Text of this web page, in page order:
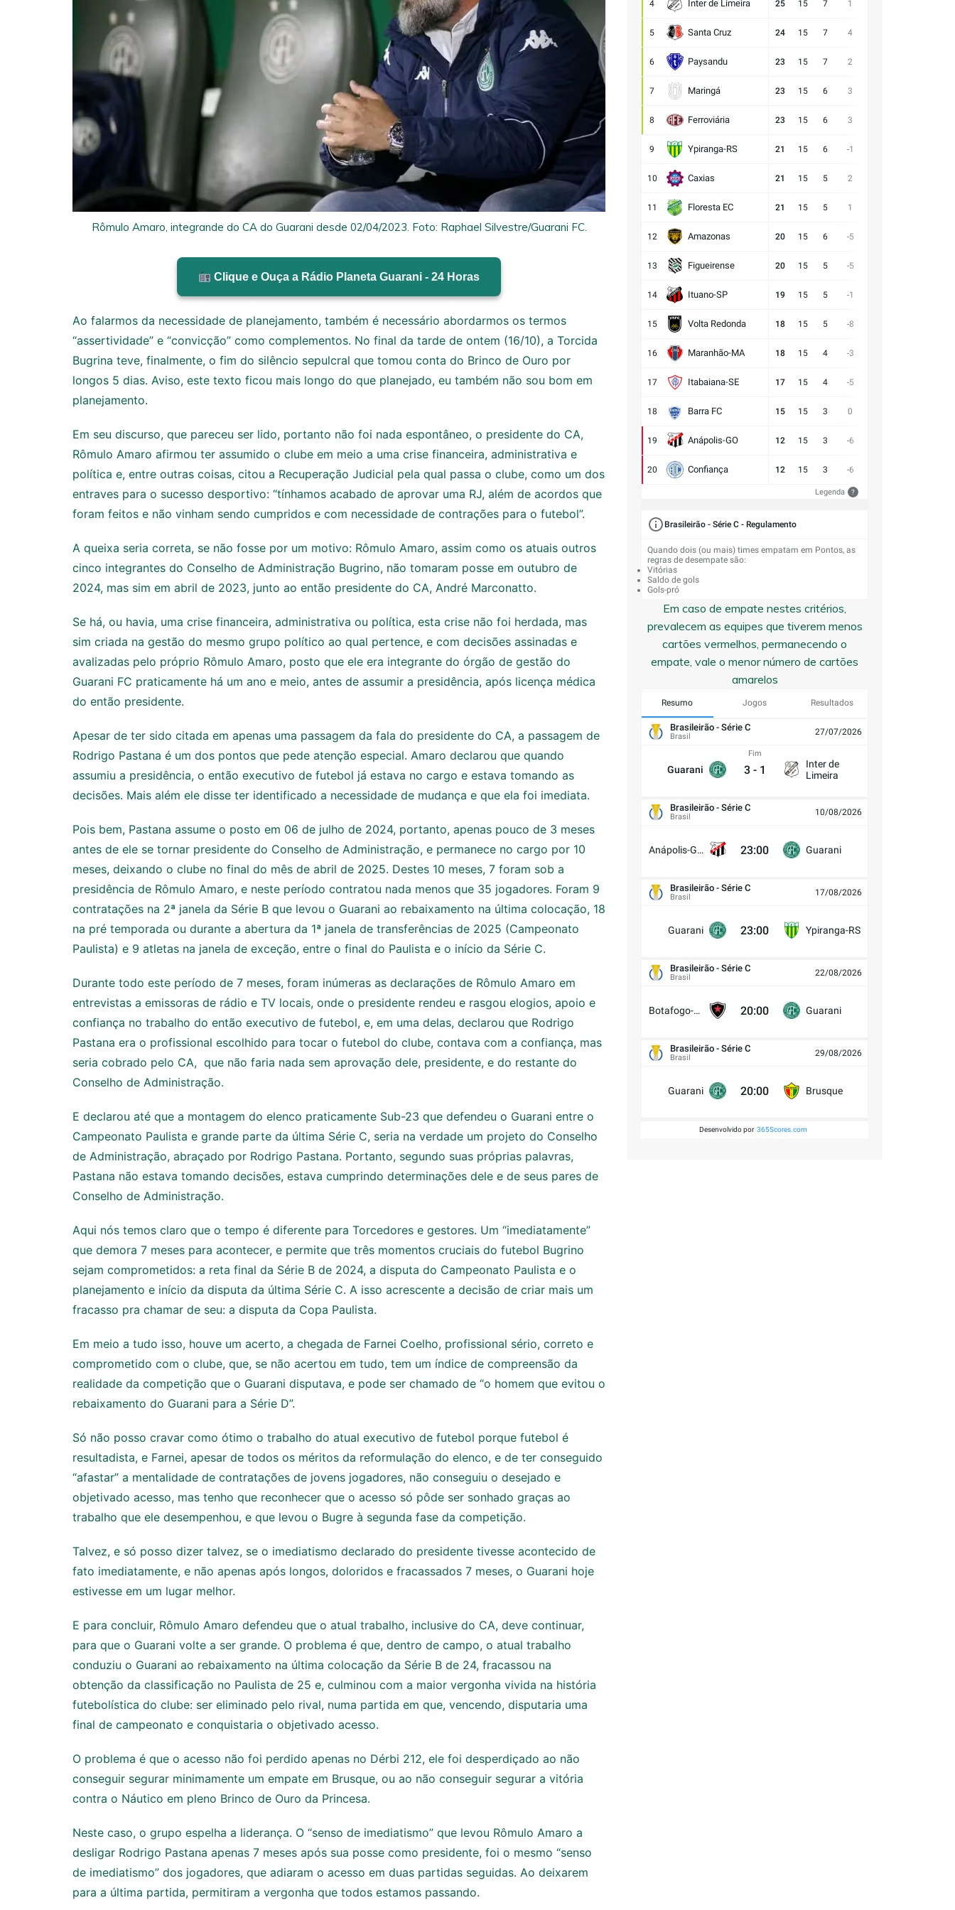
Rômulo Amaro, integrande do CA do Guarani desde 02/04/2023. Foto: Raphael Silvestre/Guarani FC.
Clique e Ouça a Rádio Planeta Guarani - 24 Horas
Ao falarmos da necessidade de planejamento, também é necessário abordarmos os termos
“assertividade” e “convicção” como complementos. No final da tarde de ontem (16/10), a Torcida
Bugrina teve, finalmente, o fim do silêncio sepulcral que tomou conta do Brinco de Ouro por
longos 5 dias. Aviso, este texto ficou mais longo do que planejado, eu também não sou bom em
planejamento.
Em seu discurso, que pareceu ser lido, portanto não foi nada espontâneo, o presidente do CA,
Rômulo Amaro afirmou ter assumido o clube em meio a uma crise financeira, administrativa e
política e, entre outras coisas, citou a Recuperação Judicial pela qual passa o clube, como um dos
entraves para o sucesso desportivo: “tínhamos acabado de aprovar uma RJ, além de acordos que
foram feitos e não vinham sendo cumpridos e com necessidade de contrações para o futebol”.
A queixa seria correta, se não fosse por um motivo: Rômulo Amaro, assim como os atuais outros
cinco integrantes do Conselho de Administração Bugrino, não tomaram posse em outubro de
2024, mas sim em abril de 2023, junto ao então presidente do CA, André Marconatto.
Se há, ou havia, uma crise financeira, administrativa ou política, esta crise não foi herdada, mas
sim criada na gestão do mesmo grupo político ao qual pertence, e com decisões assinadas e
avalizadas pelo próprio Rômulo Amaro, posto que ele era integrante do órgão de gestão do
Guarani FC praticamente há um ano e meio, antes de assumir a presidência, após licença médica
do então presidente.
Apesar de ter sido citada em apenas uma passagem da fala do presidente do CA, a passagem de
Rodrigo Pastana é um dos pontos que pede atenção especial. Amaro declarou que quando
assumiu a presidência, o então executivo de futebol já estava no cargo e estava tomando as
decisões. Mais além ele disse ter identificado a necessidade de mudança e que ela foi imediata.
Pois bem, Pastana assume o posto em 06 de julho de 2024, portanto, apenas pouco de 3 meses
antes de ele se tornar presidente do Conselho de Administração, e permanece no cargo por 10
meses, deixando o clube no final do mês de abril de 2025. Destes 10 meses, 7 foram sob a
presidência de Rômulo Amaro, e neste período contratou nada menos que 35 jogadores. Foram 9
contratações na 2ª janela da Série B que levou o Guarani ao rebaixamento na última colocação, 18
na pré temporada ou durante a abertura da 1ª janela de transferências de 2025 (Campeonato
Paulista) e 9 atletas na janela de exceção, entre o final do Paulista e o início da Série C.
Durante todo este período de 7 meses, foram inúmeras as declarações de Rômulo Amaro em
entrevistas a emissoras de rádio e TV locais, onde o presidente rendeu e rasgou elogios, apoio e
confiança no trabalho do então executivo de futebol, e, em uma delas, declarou que Rodrigo
Pastana era o profissional escolhido para tocar o futebol do clube, contava com a confiança, mas
seria cobrado pelo CA, que não faria nada sem aprovação dele, presidente, e do restante do
Conselho de Administração.
E declarou até que a montagem do elenco praticamente Sub-23 que defendeu o Guarani entre o
Campeonato Paulista e grande parte da última Série C, seria na verdade um projeto do Conselho
de Administração, abraçado por Rodrigo Pastana. Portanto, segundo suas próprias palavras,
Pastana não estava tomando decisões, estava cumprindo determinações dele e de seus pares de
Conselho de Administração.
Aqui nós temos claro que o tempo é diferente para Torcedores e gestores. Um “imediatamente”
que demora 7 meses para acontecer, e permite que três momentos cruciais do futebol Bugrino
sejam comprometidos: a reta final da Série B de 2024, a disputa do Campeonato Paulista e o
planejamento e início da disputa da última Série C. A isso acrescente a decisão de criar mais um
fracasso pra chamar de seu: a disputa da Copa Paulista.
Em meio a tudo isso, houve um acerto, a chegada de Farnei Coelho, profissional sério, correto e
comprometido com o clube, que, se não acertou em tudo, tem um índice de compreensão da
realidade da competição que o Guarani disputava, e pode ser chamado de “o homem que evitou o
rebaixamento do Guarani para a Série D”.
Só não posso cravar como ótimo o trabalho do atual executivo de futebol porque futebol é
resultadista, e Farnei, apesar de todos os méritos da reformulação do elenco, e de ter conseguido
“afastar” a mentalidade de contratações de jovens jogadores, não conseguiu o desejado e
objetivado acesso, mas tenho que reconhecer que o acesso só pôde ser sonhado graças ao
trabalho que ele desempenhou, e que levou o Bugre à segunda fase da competição.
Talvez, e só posso dizer talvez, se o imediatismo declarado do presidente tivesse acontecido de
fato imediatamente, e não apenas após longos, doloridos e fracassados 7 meses, o Guarani hoje
estivesse em um lugar melhor.
E para concluir, Rômulo Amaro defendeu que o atual trabalho, inclusive do CA, deve continuar,
para que o Guarani volte a ser grande. O problema é que, dentro de campo, o atual trabalho
conduziu o Guarani ao rebaixamento na última colocação da Série B de 24, fracassou na
obtenção da classificação no Paulista de 25 e, culminou com a maior vergonha vivida na história
futebolística do clube: ser eliminado pelo rival, numa partida em que, vencendo, disputaria uma
final de campeonato e conquistaria o objetivado acesso.
O problema é que o acesso não foi perdido apenas no Dérbi 212, ele foi desperdiçado ao não
conseguir segurar minimamente um empate em Brusque, ou ao não conseguir segurar a vitória
contra o Náutico em pleno Brinco de Ouro da Princesa.
Neste caso, o grupo espelha a liderança. O “senso de imediatismo” que levou Rômulo Amaro a
desligar Rodrigo Pastana apenas 7 meses após sua posse como presidente, foi o mesmo “senso
de imediatismo” dos jogadores, que adiaram o acesso em duas partidas seguidas. Ao deixarem
para a última partida, permitiram a vergonha que todos estamos passando.
4 Inter de Limeira 25 15 7 1
5 Santa Cruz 24 15 7 4
6 Paysandu 23 15 7 2
7 Maringá 23 15 6 3
8 Ferroviária 23 15 6 3
9 Ypiranga-RS 21 15 6 -1
10 Caxias 21 15 5 2
11 Floresta EC 21 15 5 1
12 Amazonas 20 15 6 -5
13 Figueirense 20 15 5 -5
14 Ituano-SP 19 15 5 -1
15 Volta Redonda 18 15 5 -8
16 Maranhão-MA 18 15 4 -3
17 Itabaiana-SE 17 15 4 -5
18 Barra FC 15 15 3 0
19 Anápolis-GO 12 15 3 -6
20 Confiança 12 15 3 -6
Legenda ?
Brasileirão - Série C - Regulamento
Quando dois (ou mais) times empatam em Pontos, as
regras de desempate são:
Vitórias
Saldo de gols
Gols-pró
Em caso de empate nestes critérios,
prevalecem as equipes que tiverem menos
cartões vermelhos, permanecendo o
empate, vale o menor número de cartões
amarelos
Resumo Jogos Resultados
Brasileirão - Série C
Brasil 27/07/2026
Guarani
Fim
3 - 1
Inter de
Limeira
Brasileirão - Série C
Brasil 10/08/2026
Anápolis-GO 23:00 Guarani
Brasileirão - Série C
Brasil 17/08/2026
Guarani 23:00 Ypiranga-RS
Brasileirão - Série C
Brasil 22/08/2026
Botafogo-PB 20:00 Guarani
Brasileirão - Série C
Brasil 29/08/2026
Guarani 20:00 Brusque
Desenvolvido por 365Scores.com